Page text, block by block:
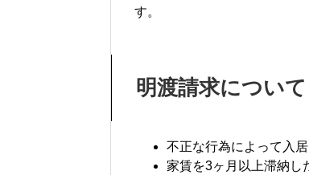
す。
明渡請求について
不正な行為によって入
家賃を3ヶ月以上滞納し